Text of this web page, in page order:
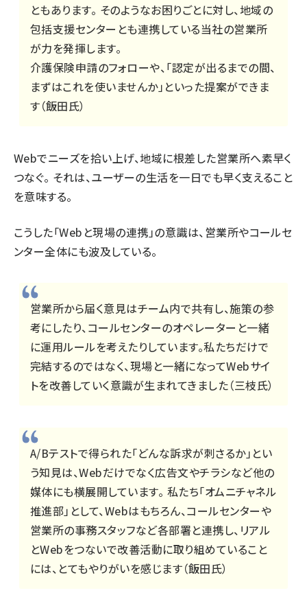
ともあります。 そのようなお困りごとに対し、地域の
包括支援センターとも連携している当社の営業所
が力を発揮します。
介護保険申請のフォローや、「認定が出るまでの間、
まずはこれを使いませんか」といった提案ができま
す（飯田氏）
Webでニーズを拾い上げ、地域に根差した営業所へ素早く
つなぐ。 それは、ユーザーの生活を一日でも早く支えること
を意味する。
こうした「Webと現場の連携」の意識は、営業所やコールセ
ンター全体にも波及している。
営業所から届く意見はチーム内で共有し、施策の参
考にしたり、コールセンターのオペレーターと一緒
に運用ルールを考えたりしています。私たちだけで
完結するのではなく、現場と一緒になってWebサイ
トを改善していく意識が生まれてきました（三枝氏）
A/Bテストで得られた「どんな訴求が刺さるか」とい
う知見は、Webだけでなく広告文やチラシなど他の
媒体にも横展開しています。 私たち「オムニチャネル
推進部」として、Webはもちろん、コールセンターや
営業所の事務スタッフなど各部署と連携し、リアル
とWebをつないで改善活動に取り組めていること
には、とてもやりがいを感じます（飯田氏）